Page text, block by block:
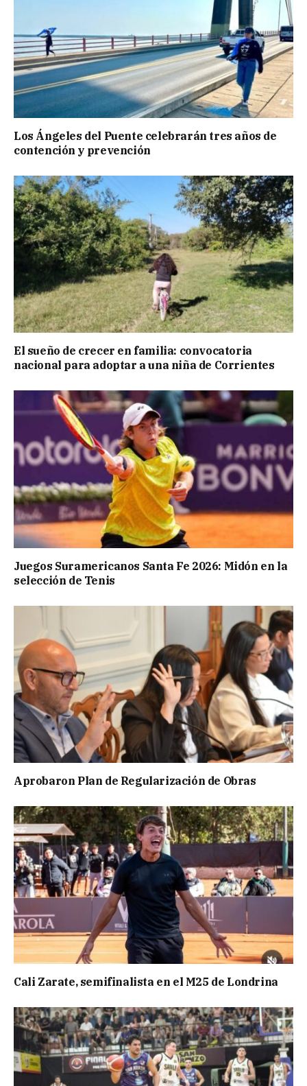
Los Ángeles del Puente celebrarán tres años de
contención y prevención
El sueño de crecer en familia: convocatoria
nacional para adoptar a una niña de Corrientes
Juegos Suramericanos Santa Fe 2026: Midón en la
selección de Tenis
Aprobaron Plan de Regularización de Obras
Cali Zarate, semifinalista en el M25 de Londrina